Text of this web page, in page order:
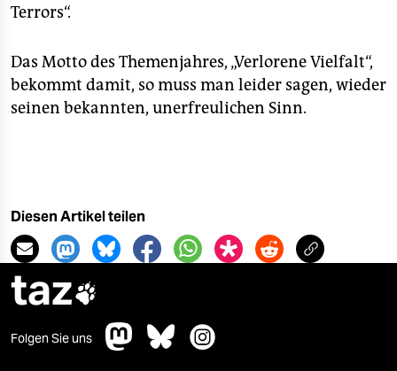
Terrors“.
Das Motto des Themenjahres, „Verlorene Vielfalt“,
bekommt damit, so muss man leider sagen, wieder
seinen bekannten, unerfreulichen Sinn.
Diesen Artikel teilen
taz
Folgen Sie uns